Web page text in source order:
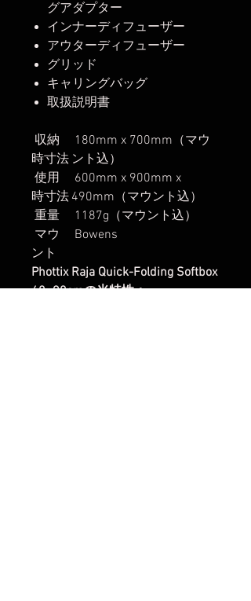
グアダプター
インナーディフューザー
アウターディフューザー
グリッド
キャリングバッグ
取扱説明書
収納
時寸法
180mm x 700mm（マウ
ント込）
使用
時寸法
600mm x 900mm x
490mm（マウント込）
重量
1187g（マウント込）
マウ
ント
Bowens
Phottix Raja Quick-Folding Softbox
60×90cmの光特性：